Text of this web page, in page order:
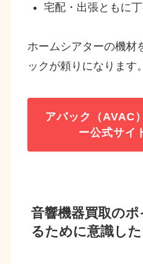
宅配・出張ともに
ホームシアターの機材
ックが頼りになります。
アバック（AVAC
ー公式サイ
音響機器買取の
るために意識し